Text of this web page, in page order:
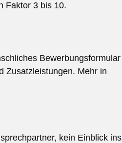
Faktor 3 bis 10.
Bewerbungsformular
Zusatzleistungen. Mehr in
kein Einblick ins